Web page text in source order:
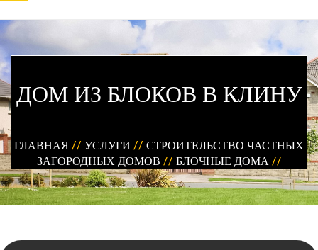
ДОМ ИЗ БЛОКОВ В КЛИНУ
ГЛАВНАЯ// УСЛУГИ // СТРОИТЕЛЬСТВО ЧАСТНЫХ
ЗАГОРОДНЫХ ДОМОВ // БЛОЧНЫЕ ДОМА //